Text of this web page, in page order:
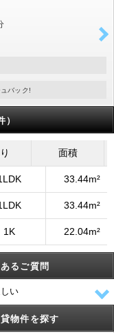
バック!
面積
33.44m²
33.44m²
1K 22.04m²
るご質問
い
物件を探す